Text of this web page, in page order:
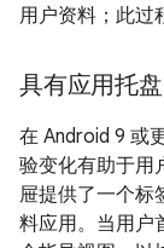
用户资料；此过
具有应用托
在 Android 9 或
验变化有助于用
屉提供了一个标
料应用。当用户